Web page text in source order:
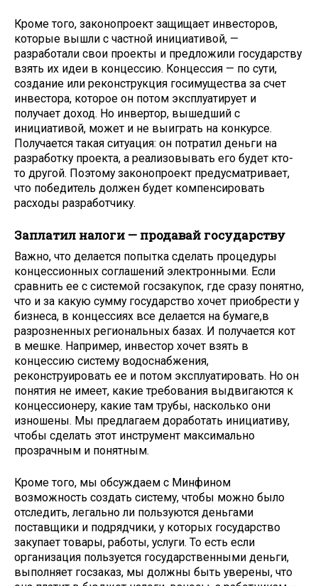
Кроме того, законопроект защищает инвесторов,
которые вышли с частной инициативой, —
разработали свои проекты и предложили государству
взять их идеи в концессию. Концессия — по сути,
создание или реконструкция госимущества за счет
инвестора, которое он потом эксплуатирует и
получает доход. Но инвертор, вышедший с
инициативой, может и не выиграть на конкурсе.
Получается такая ситуация: он потратил деньги на
разработку проекта, а реализовывать его будет кто-
то другой. Поэтому законопроект предусматривает,
что победитель должен будет компенсировать
расходы разработчику.
Заплатил налоги — продавай государству
Важно, что делается попытка сделать процедуры
концессионных соглашений электронными. Если
сравнить ее с системой госзакупок, где сразу понятно,
что и за какую сумму государство хочет приобрести у
бизнеса, в концессиях все делается на бумаге,в
разрозненных региональных базах. И получается кот
в мешке. Например, инвестор хочет взять в
концессию систему водоснабжения,
реконструировать ее и потом эксплуатировать. Но он
понятия не имеет, какие требования выдвигаются к
концессионеру, какие там трубы, насколько они
изношены. Мы предлагаем доработать инициативу,
чтобы сделать этот инструмент максимально
прозрачным и понятным.
Кроме того, мы обсуждаем с Минфином
возможность создать систему, чтобы можно было
отследить, легально ли пользуются деньгами
поставщики и подрядчики, у которых государство
закупает товары, работы, услуги. То есть если
организация пользуется государственными деньги,
выполняет госзаказ, мы должны быть уверены, что